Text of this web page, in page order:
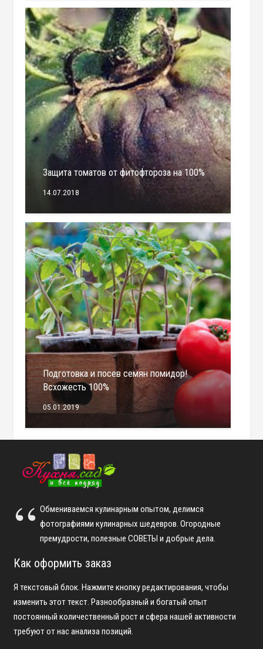
Защита томатов от фитофтороза на 100%
14.07.2018
Подготовка и посев семян помидор!
Всхожесть 100%
05.01.2019
Обмениваемся кулинарным опытом, делимся
фотографиями кулинарных шедевров. Огородные
премудрости, полезные СОВЕТЫ и добрые дела.
Как оформить заказ
Я текстовый блок. Нажмите кнопку редактирования, чтобы
изменить этот текст. Разнообразный и богатый опыт
постоянный количественный рост и сфера нашей активности
требуют от нас анализа позиций.